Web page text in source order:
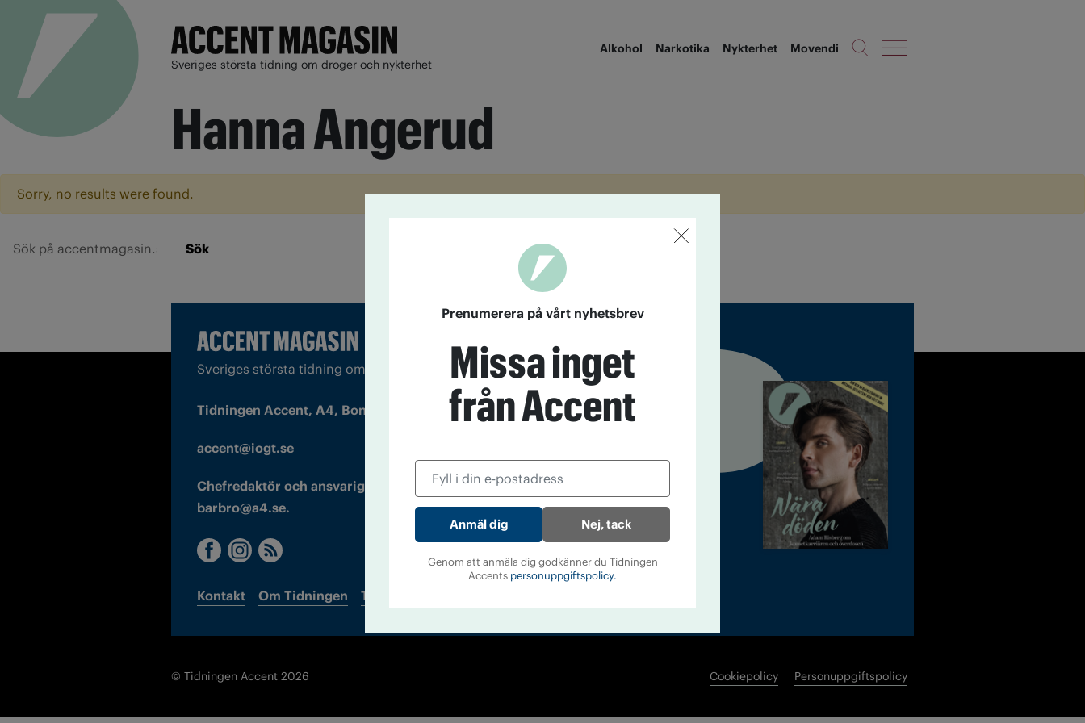
Sveriges största tidning om droger och nykterhet
Alkohol Narkotika Nykterhet Movendi
Hanna Angerud
Sorry, no results were found.
Sök
Sveriges största tidning om droger och nykterhet
Tidningen Accent, A4, Bondegatan 21, 116 33 Stockholm
accent@iogt.se
Chefredaktör och ansvarig utgivare: Barbro Janson Lundkvist,
barbro@a4.se.
Kontakt Om Tidningen Tidningsarkiv
© Tidningen Accent 2026 Cookiepolicy Personuppgiftspolicy
Prenumerera på vårt nyhetsbrev
Missa inget
från Accent
Nej, tack
Genom att anmäla dig godkänner du Tidningen
Accents personuppgiftspolicy.